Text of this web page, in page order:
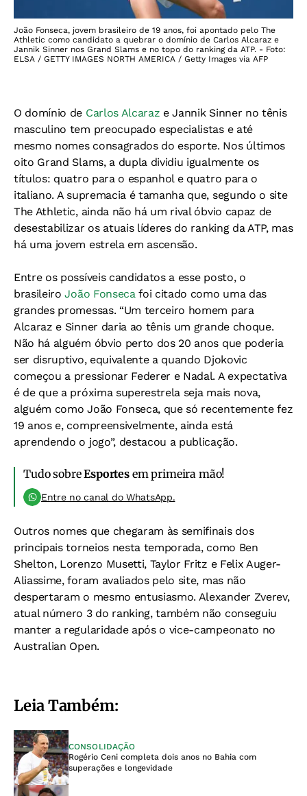
João Fonseca, jovem brasileiro de 19 anos, foi apontado pelo The
Athletic como candidato a quebrar o domínio de Carlos Alcaraz e
Jannik Sinner nos Grand Slams e no topo do ranking da ATP. - Foto:
ELSA / GETTY IMAGES NORTH AMERICA / Getty Images via AFP
O domínio de Carlos Alcaraz e Jannik Sinner no tênis
masculino tem preocupado especialistas e até
mesmo nomes consagrados do esporte. Nos últimos
oito Grand Slams, a dupla dividiu igualmente os
títulos: quatro para o espanhol e quatro para o
italiano. A supremacia é tamanha que, segundo o site
The Athletic, ainda não há um rival óbvio capaz de
desestabilizar os atuais líderes do ranking da ATP, mas
há uma jovem estrela em ascensão.
Entre os possíveis candidatos a esse posto, o
brasileiro João Fonsecafoi citado como uma das
grandes promessas. “Um terceiro homem para
Alcaraz e Sinner daria ao tênis um grande choque.
Não há alguém óbvio perto dos 20 anos que poderia
ser disruptivo, equivalente a quando Djokovic
começou a pressionar Federer e Nadal. A expectativa
é de que a próxima superestrela seja mais nova,
alguém como João Fonseca, que só recentemente fez
19 anos e, compreensivelmente, ainda está
aprendendo o jogo”, destacou a publicação.
Tudo sobreEsportesem primeira mão!
Entre no canal do WhatsApp.
Outros nomes que chegaram às semifinais dos
principais torneios nesta temporada, como Ben
Shelton, Lorenzo Musetti, Taylor Fritz e Felix Auger-
Aliassime, foram avaliados pelo site, mas não
despertaram o mesmo entusiasmo. Alexander Zverev,
atual número 3 do ranking, também não conseguiu
manter a regularidade após o vice-campeonato no
Australian Open.
Leia Também:
CONSOLIDAÇÃO
Rogério Ceni completa dois anos no Bahia com
superações e longevidade